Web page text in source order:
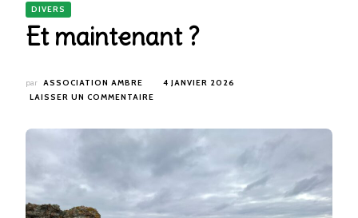
DIVERS
Et maintenant ?
par ASSOCIATION AMBRE
4 JANVIER 2026
LAISSER UN COMMENTAIRE